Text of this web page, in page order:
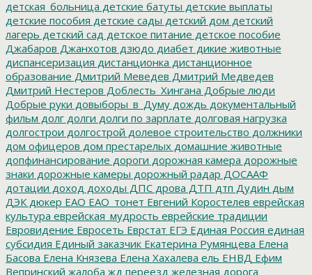
детская_больница детские батуты детские выплаты
детские пособия детские сады детский дом детский
лагерь детский сад детское питание детское пособие
Джабаров Джанхотов дзюдо диабет дикие животные
диспансеризация дистанционка дистанционное
образование Дмитрий Меведев Дмитрий Медведев
Дмитрий Нестеров Доблесть_Хингана Добрые люди
Добрые руки довыборы_в_Думу дождь документальный
фильм долг долги долги по зарплате долговая нагрузка
долгострои долгострой долевое строительство должники
дом офицеров дом престарелых домашние животные
допфинансирование дороги дорожная камера дорожные
знаки дорожные камеры дорожный радар ДОСААФ
дотации доход доходы ДПС дрова ДТП дтп Дудин дым
ДЭК дюкер ЕАО ЕАО_тонет Евгений Коростелев еврейская
культура еврейская_мудрость еврейские традиции
Евровидение Евросеть Еврстат ЕГЭ Единая Россия единая
субсидия Единый заказчик Екатерина Румянцева Елена
Басова Елена Князева Елена Хахалева ель ЕНВД Ефим
Вепринский жалоба жд переезд железная дорога